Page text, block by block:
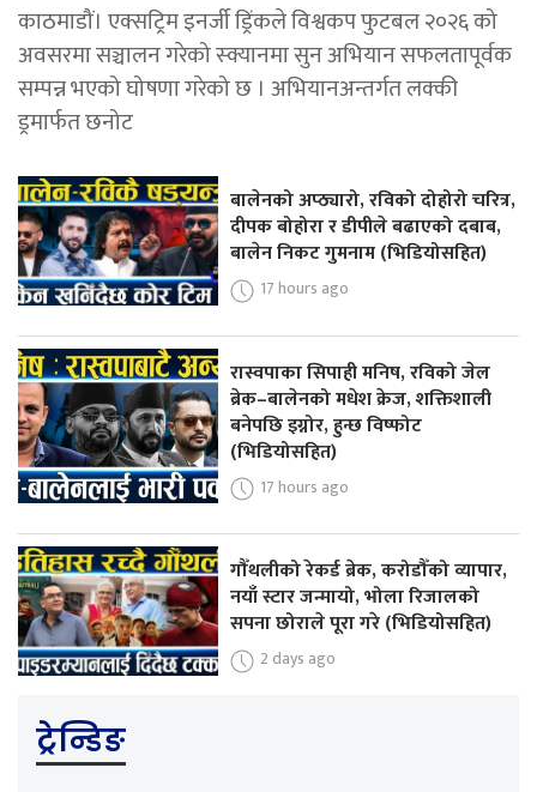
काठमाडौं। एक्सट्रिम इनर्जी ड्रिंकले विश्वकप फुटबल २०२६ को
अवसरमा सञ्चालन गरेको स्क्यानमा सुन अभियान सफलतापूर्वक
सम्पन्न भएको घोषणा गरेको छ । अभियानअन्तर्गत लक्की
ड्रमार्फत छनोट
बालेनको अप्ठ्यारो, रविको दोहोरो चरित्र,
दीपक बोहोरा र डीपीले बढाएको दबाब,
बालेन निकट गुमनाम (भिडियोसहित)
17 hours ago
रास्वपाका सिपाही मनिष, रविको जेल
ब्रेक–बालेनको मधेश क्रेज, शक्तिशाली
बनेपछि इग्नोर, हुन्छ विष्फोट
(भिडियोसहित)
17 hours ago
गौँथलीको रेकर्ड ब्रेक, करोडौँको व्यापार,
नयाँ स्टार जन्मायो, भोला रिजालको
सपना छोराले पूरा गरे (भिडियोसहित)
2 days ago
ट्रेन्डिङ